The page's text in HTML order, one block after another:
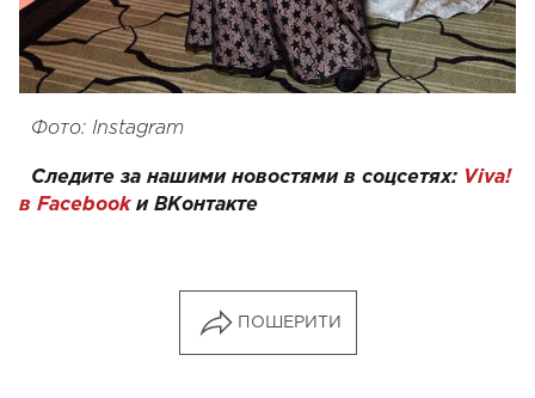
Фото: Instagram
Следите за нашими новостями в соцсетях: Viva!
в Facebookи ВКонтакте
ПОШЕРИТИ